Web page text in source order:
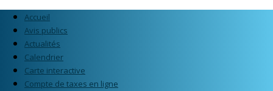
Accueil
Avis publics
Actualités
Calendrier
Carte interactive
Compte de taxes en ligne